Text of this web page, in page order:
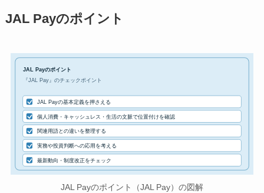
JAL Payのポイント
JAL Payのポイント
『JAL Pay』のチェックポイント
JAL Payの基本定義を押さえる
個人消費・キャッシュレス・生活の文脈で位置付けを確認
関連用語との違いを整理する
実務や投資判断への応用を考える
最新動向・制度改正をチェック
JAL Payのポイント（JAL Pay）の図解